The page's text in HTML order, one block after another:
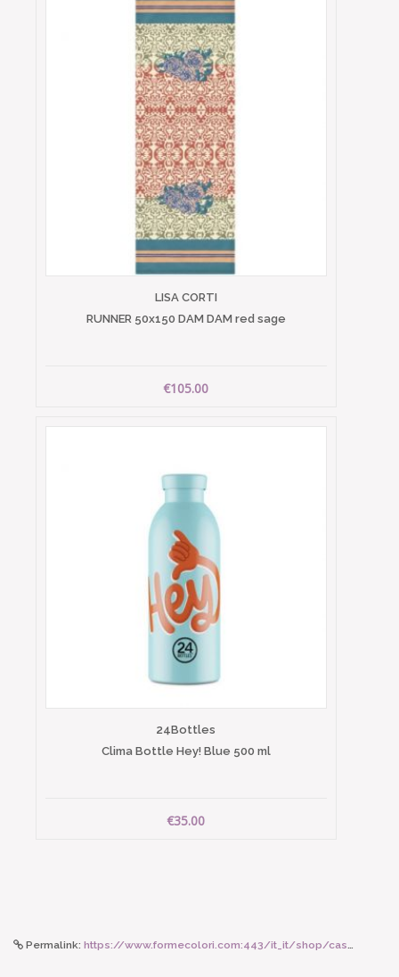
LISA CORTI
RUNNER 50x150 DAM DAM red sage
€105.00
24Bottles
Clima Bottle Hey! Blue 500 ml
€35.00
Permalink: https://www.formecolori.com:443/it_it/shop/casa/cuscini/lisa_corti_federe_in_organza_35x50_peacock_red/6654